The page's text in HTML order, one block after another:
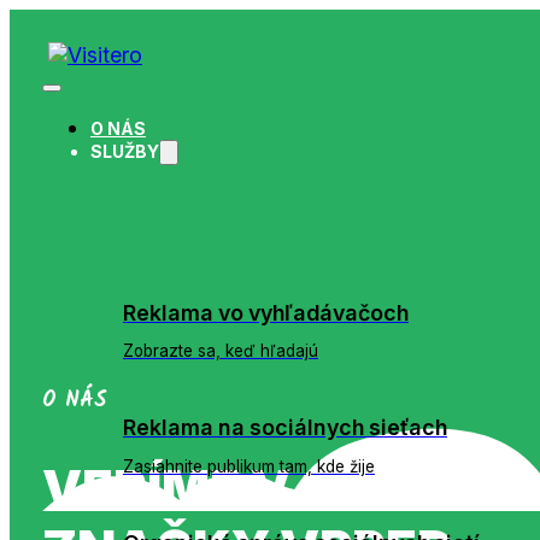
O NÁS
SLUŽBY
Reklama vo vyhľadávačoch
Zobrazte sa, keď hľadajú
Reklama na sociálnych sieťach
Zasiahnite publikum tam, kde žije
O NÁS
VERÍME V SILU